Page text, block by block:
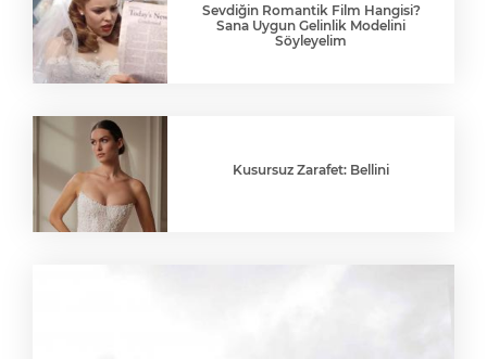
Sevdiğin Romantik Film Hangisi?
Sana Uygun Gelinlik Modelini
Söyleyelim
Kusursuz Zarafet: Bellini